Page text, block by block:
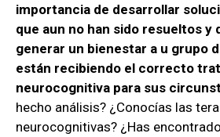
importancia de desarrollar
que aun no han sido resueltos y
generar un bienestar a u grupo
están recibiendo el correcto
neurocognitiva para sus
hecho análisis? ¿Conocías las
neurocognitivas? ¿Has